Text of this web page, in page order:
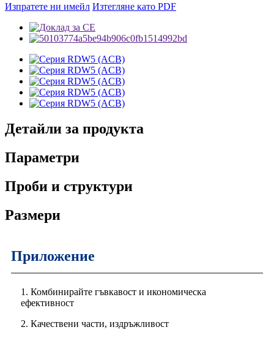
Изпратете ни имейл Изтегляне като PDF
Детайли за продукта
Параметри
Проби и структури
Размери
Приложение
1. Комбинирайте гъвкавост и икономическа
ефективност
2. Качествени части, издръжливост